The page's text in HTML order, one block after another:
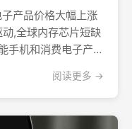
产品价格大幅上涨
,全球内存芯片短缺
手机和消费电子产品
价格实际上已经翻
的合...
阅读更多 →